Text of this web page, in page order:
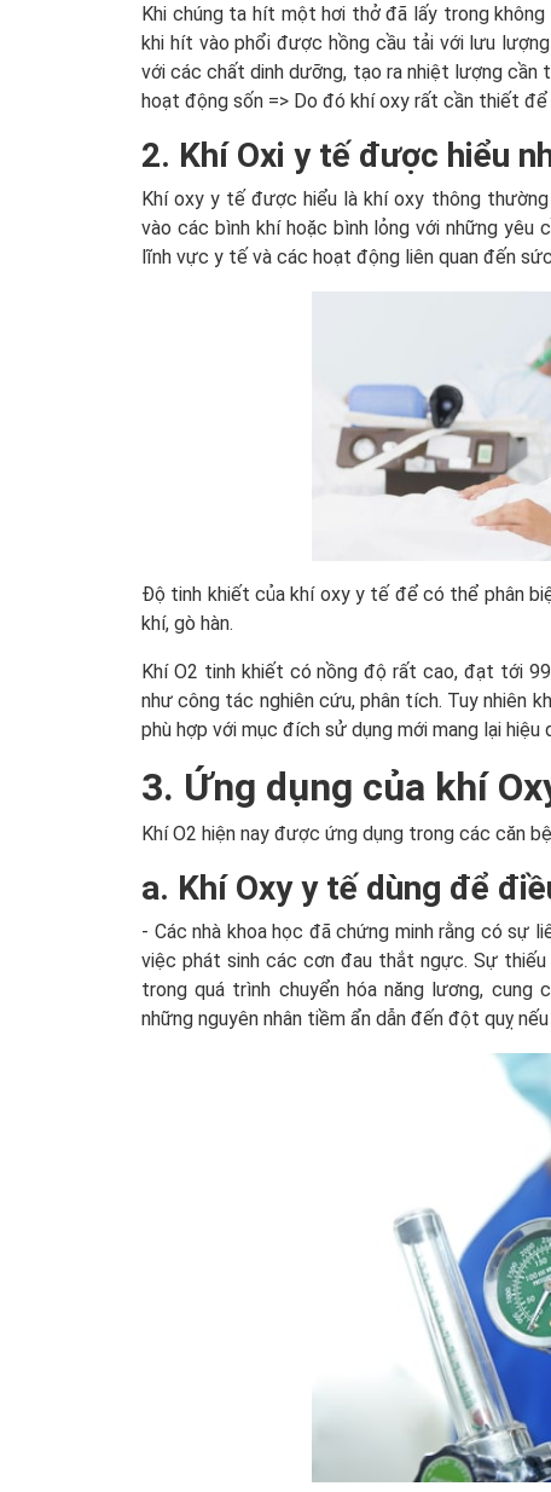
Khi chúng ta hít một hơi thở đã lấy trong
khi hít vào phổi được hồng cầu tải với lưu
với các chất dinh dưỡng, tạo ra nhiệt lượng
hoạt động sốn => Do đó khí oxy rất cần thiết
2. Khí Oxi y tế được hiểu
Khí oxy y tế được hiểu là khí oxy thông
vào các bình khí hoặc bình lỏng với những
lĩnh vực y tế và các hoạt động liên quan đến
Độ tinh khiết của khí oxy y tế để có thể phân
khí, gò hàn.
Khí O2 tinh khiết có nồng độ rất cao, đạt tới
như công tác nghiên cứu, phân tích. Tuy nhiên
phù hợp với mục đích sử dụng mới mang lại hiệu
3. Ứng dụng của khí
Khí O2 hiện nay được ứng dụng trong các căn
a. Khí Oxy y tế dùng để
- Các nhà khoa học đã chứng minh rằng có
việc phát sinh các cơn đau thắt ngực. Sự
trong quá trình chuyển hóa năng lương,
những nguyên nhân tiềm ẩn dẫn đến đột quỵ